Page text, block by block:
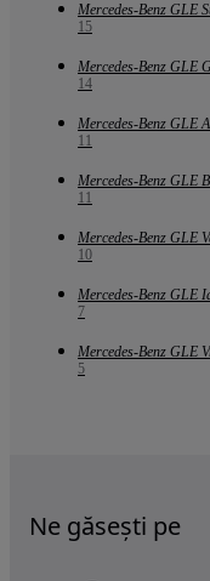
Mercedes-Benz GLE
15
Mercedes-Benz GLE
14
Mercedes-Benz GLE
11
Mercedes-Benz GLE
11
Mercedes-Benz GLE
10
Mercedes-Benz GLE
7
Mercedes-Benz GLE
5
Ne găsești pe